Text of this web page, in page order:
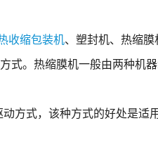
收缩包装机、塑封机、热缩
式。热缩膜机一般由两种机
方式，该种方式的好处是